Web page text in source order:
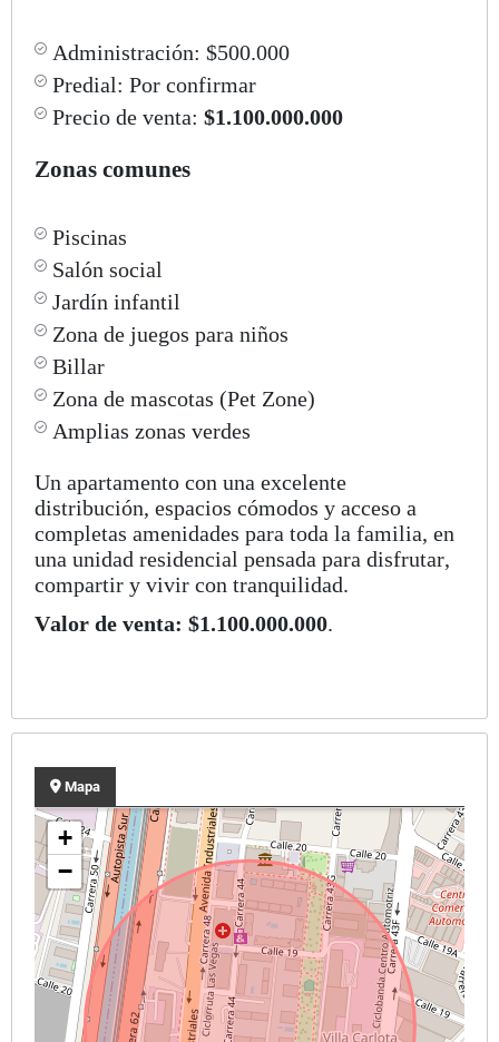
Administración: $500.000
Predial: Por confirmar
Precio de venta: $1.100.000.000
Zonas comunes
Piscinas
Salón social
Jardín infantil
Zona de juegos para niños
Billar
Zona de mascotas (Pet Zone)
Amplias zonas verdes
Un apartamento con una excelente
distribución, espacios cómodos y acceso a
completas amenidades para toda la familia, en
una unidad residencial pensada para disfrutar,
compartir y vivir con tranquilidad.
Valor de venta: $1.100.000.000.
Mapa
+
−